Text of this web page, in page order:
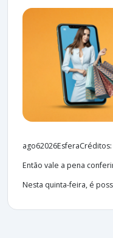
Então vale a pena
Nesta quinta-feira, é